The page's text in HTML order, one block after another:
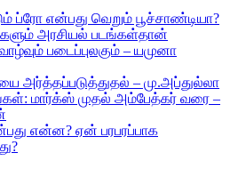
ப்ரோ என்பது வெறும் பூச்சாண்டியா?
அரசியல் படங்கள்தான்
படைப்புலகும் – யமுனா
அர்த்தப்படுத்துதல் – மு.அப்துல்லா
மார்க்ஸ் முதல் அம்பேத்கர் வரை –
என்ன? ஏன் பரபரப்பாக